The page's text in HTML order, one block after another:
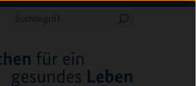
Suchbegriff
fördern Infothek